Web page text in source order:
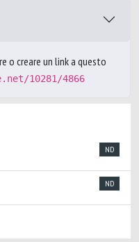
o creare un link a questo
10281/4866
ND
ND